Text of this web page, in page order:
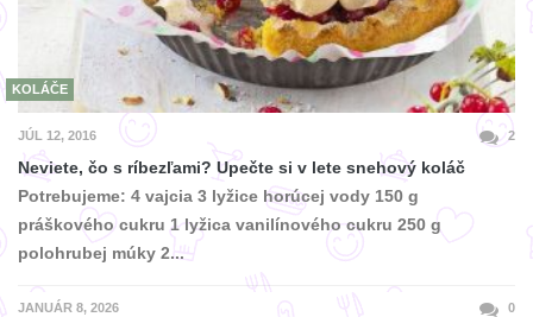
KOLÁČE
JÚL 12, 2016 2
Neviete, čo s ríbezľami? Upečte si v lete snehový koláč
Potrebujeme: 4 vajcia 3 lyžice horúcej vody 150 g
práškového cukru 1 lyžica vanilínového cukru 250 g
polohrubej múky 2...
JANUÁR 8, 2026 0